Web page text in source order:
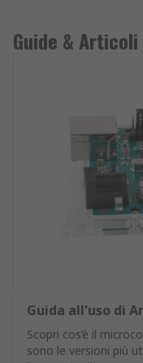
Guide & Articoli
Guida all'uso di
Scopri cos’è il
sono le versioni più